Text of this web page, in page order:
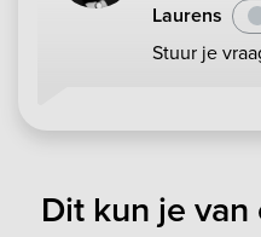
Laurens
Stuur je
Dit kun je